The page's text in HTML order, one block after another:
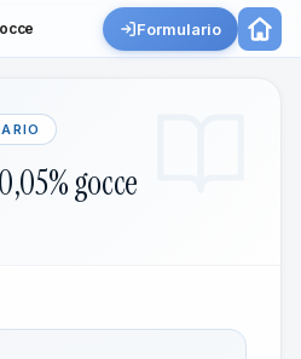
Formulario
gocce